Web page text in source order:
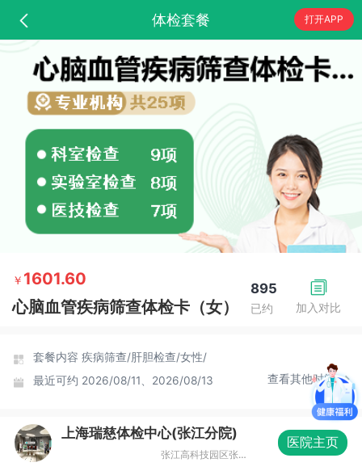
体检套餐 打开APP
加入对比
895
已约
￥ 1601.60
心脑血管疾病筛查体检卡（女）
套餐内容 疾病筛查/肝胆检查/女性/
最近可约 2026/08/11、2026/08/13 查看其他时间
上海瑞慈体检中心(张江分院)
张江高科技园区张东路1388号15号楼
医院主页